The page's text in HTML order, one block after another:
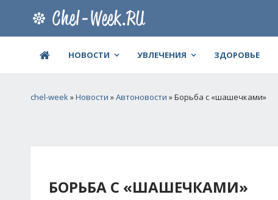
НОВОСТИ УВЛЕЧЕНИЯ ЗДОРОВЬЕ
chel-week»Новости »Автоновости » Борьба с «шашечками»
БОРЬБА С «ШАШЕЧКАМИ»